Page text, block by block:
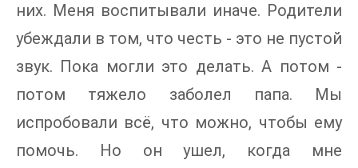
них. Меня воспитывали иначе. Родители
убеждали в том, что честь - это не пустой
звук. Пока могли это делать. А потом -
потом тяжело заболел папа. Мы
испробовали всё, что можно, чтобы ему
помочь. Но он ушел, когда мне